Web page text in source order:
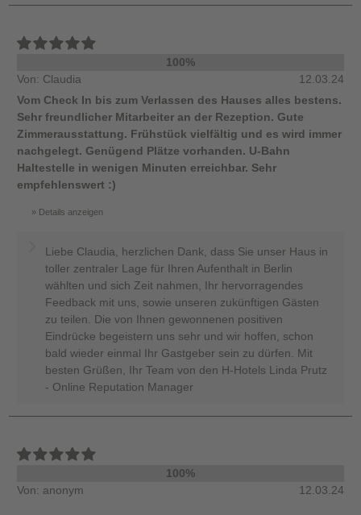
100%
Von: Claudia
12.03.24
Vom Check In bis zum Verlassen des Hauses alles bestens.
Sehr freundlicher Mitarbeiter an der Rezeption. Gute
Zimmerausstattung. Frühstück vielfältig und es wird immer
nachgelegt. Genügend Plätze vorhanden. U-Bahn
Haltestelle in wenigen Minuten erreichbar. Sehr
empfehlenswert :)
Details anzeigen
Liebe Claudia, herzlichen Dank, dass Sie unser Haus in
toller zentraler Lage für Ihren Aufenthalt in Berlin
wählten und sich Zeit nahmen, Ihr hervorragendes
Feedback mit uns, sowie unseren zukünftigen Gästen
zu teilen. Die von Ihnen gewonnenen positiven
Eindrücke begeistern uns sehr und wir hoffen, schon
bald wieder einmal Ihr Gastgeber sein zu dürfen. Mit
besten Grüßen, Ihr Team von den H-Hotels Linda Prutz
- Online Reputation Manager
100%
Von: anonym
12.03.24